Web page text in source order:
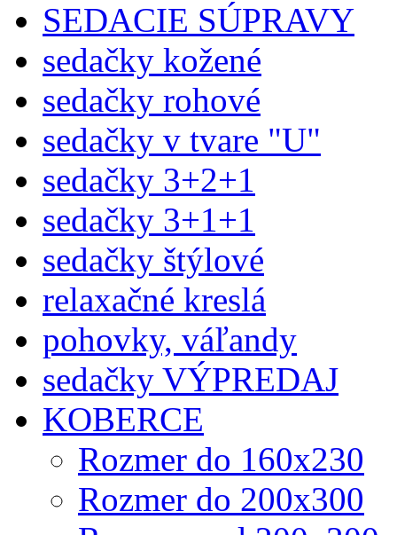
SEDACIE SÚPRAVY
sedačky kožené
sedačky rohové
sedačky v tvare "U"
sedačky 3+2+1
sedačky 3+1+1
sedačky štýlové
relaxačné kreslá
pohovky, váľandy
sedačky VÝPREDAJ
KOBERCE
Rozmer do 160x230
Rozmer do 200x300